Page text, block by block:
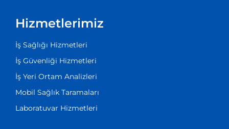
Hizmetlerimiz
İş Sağlığı Hizmetleri
İş Güvenliği Hizmetleri
İş Yeri Ortam Analizleri
Mobil Sağlık Taramaları
Laboratuvar Hizmetleri